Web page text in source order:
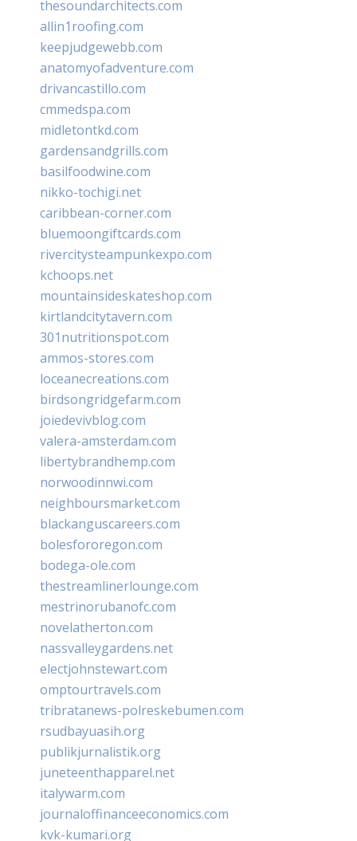
thesoundarchitects.com
allin1roofing.com
keepjudgewebb.com
anatomyofadventure.com
drivancastillo.com
cmmedspa.com
midletontkd.com
gardensandgrills.com
basilfoodwine.com
nikko-tochigi.net
caribbean-corner.com
bluemoongiftcards.com
rivercitysteampunkexpo.com
kchoops.net
mountainsideskateshop.com
kirtlandcitytavern.com
301nutritionspot.com
ammos-stores.com
loceanecreations.com
birdsongridgefarm.com
joiedevivblog.com
valera-amsterdam.com
libertybrandhemp.com
norwoodinnwi.com
neighboursmarket.com
blackanguscareers.com
bolesfororegon.com
bodega-ole.com
thestreamlinerlounge.com
mestrinorubanofc.com
novelatherton.com
nassvalleygardens.net
electjohnstewart.com
omptourtravels.com
tribratanews-polreskebumen.com
rsudbayuasih.org
publikjurnalistik.org
juneteenthapparel.net
italywarm.com
journaloffinanceeconomics.com
kvk-kumari.org